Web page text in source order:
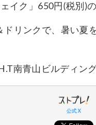
イク」650円(税別)
リンクで、暑い夏
南青山ビルディン
公式 X